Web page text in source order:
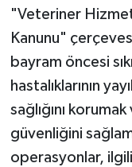
"Veteriner
Kanunu"
bayram öncesi
hastalıklarının
sağlığını
güvenliğini
operasyonlar,